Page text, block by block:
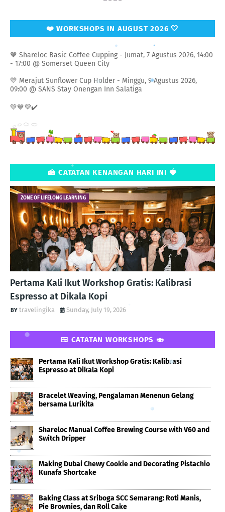
❤️ WORKSHOPS IN AUGUST 2026 🤍
🧡 Shareloc Basic Coffee Cupping - Jumat, 7 Agustus 2026, 14:00
- 17:00 @ Somerset Queen City
💛 Merajut Sunflower Cup Holder - Minggu, 9 Agustus 2026,
09:00 @ SANS Stay Onengan Inn Salatiga
💚💙💜✔️
🍰 CATATAN KENANGAN HARI INI 🍓
ZONE OF LIFELONG LEARNING
Pertama Kali Ikut Workshop Gratis: Kalibrasi
Espresso at Dikala Kopi
travelingika Sunday, July 19, 2026
🍱 CATATAN WORKSHOPS 🍣
Pertama Kali Ikut Workshop Gratis: Kalibrasi
Espresso at Dikala Kopi
Bracelet Weaving, Pengalaman Menenun Gelang
bersama Lurikita
Shareloc Manual Coffee Brewing Course with V60 and
Switch Dripper
Making Dubai Chewy Cookie and Decorating Pistachio
Kunafa Shortcake
Baking Class at Sriboga SCC Semarang: Roti Manis,
Pie Brownies, dan Roll Cake